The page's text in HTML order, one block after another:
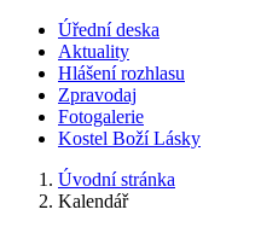
Úřední deska
Aktuality
Hlášení rozhlasu
Zpravodaj
Fotogalerie
Kostel Boží Lásky
Úvodní stránka
Kalendář